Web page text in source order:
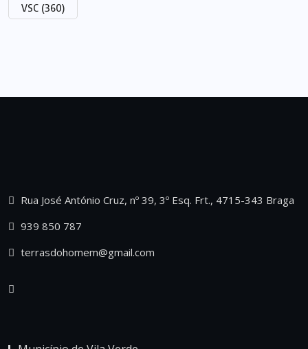
VSC (360)
Rua José António Cruz, nº 39, 3º Esq. Frt., 4715-343 Braga
939 850 787
terrasdohomem@gmail.com